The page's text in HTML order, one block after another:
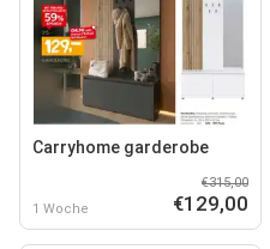
Carryhome garderobe
1 Woche
€315,00
€129,00